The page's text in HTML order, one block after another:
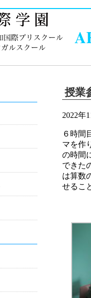
授業
2022年
６時間
マを作
の時間
できた
は算数
せるこ